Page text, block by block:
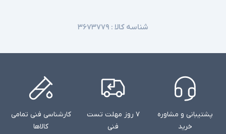
شناسه کالا : ۳۶۷۳۷۷۹
پشتیبانی و مشاوره
خرید
۷ روز مهلت تست
فنی
کارشناسی فنی تمامی
کالاها